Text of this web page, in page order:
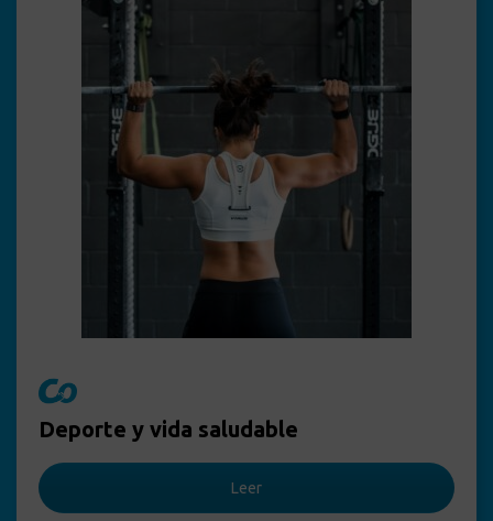
Deporte y vida saludable
Leer